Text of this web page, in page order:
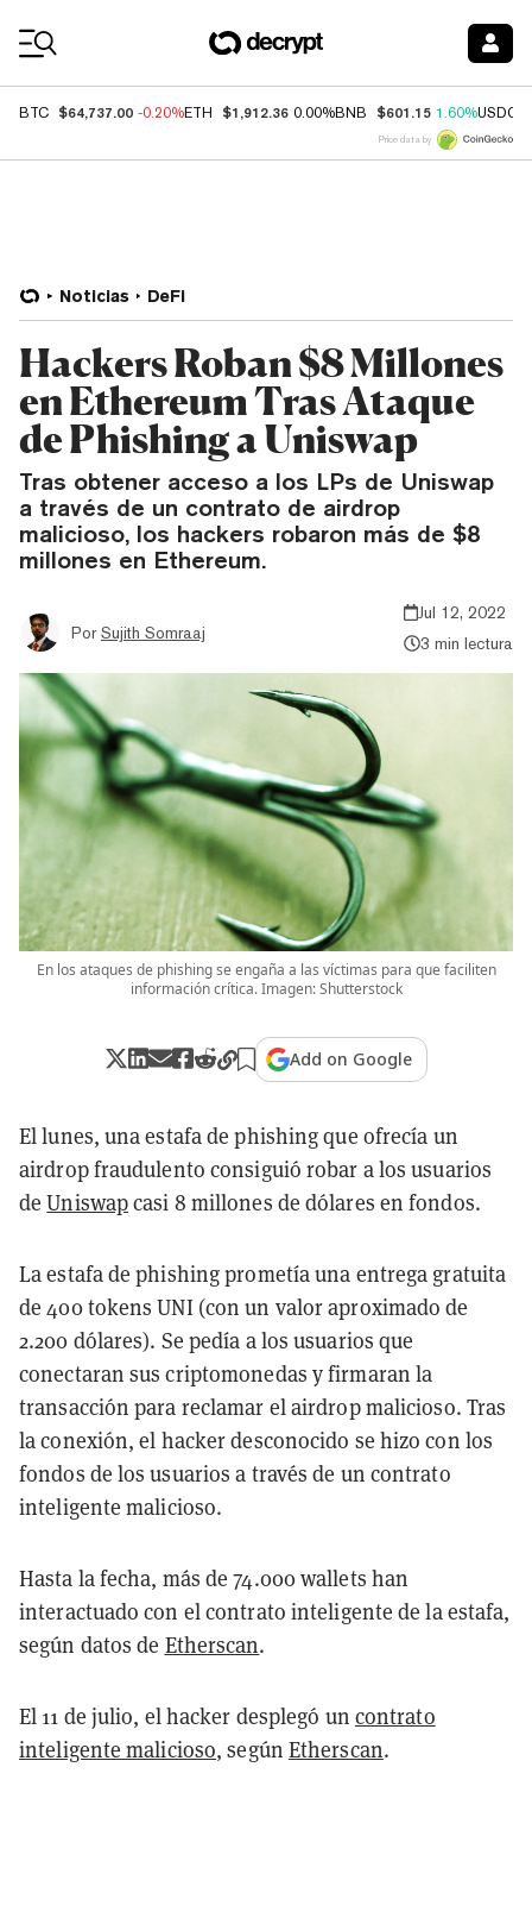
BTC $64,737.00 -0.20%ETH $1,912.36 0.00%BNB $601.15 1.60%USDC
Price data by
Noticias DeFi
Hackers Roban $8 Millones
en Ethereum Tras Ataque
de Phishing a Uniswap
Tras obtener acceso a los LPs de Uniswap
a través de un contrato de airdrop
malicioso, los hackers robaron más de $8
millones en Ethereum.
Por Sujith Somraaj
Jul 12, 2022
3 min lectura
En los ataques de phishing se engaña a las víctimas para que faciliten
información crítica. Imagen: Shutterstock
Add on Google
El lunes, una estafa de phishing que ofrecía un
airdrop fraudulento consiguió robar a los usuarios
deUniswapcasi 8 millones de dólares en fondos.
La estafa de phishing prometía una entrega gratuita
de 400 tokens UNI (con un valor aproximado de
2.200 dólares). Se pedía a los usuarios que
conectaran sus criptomonedas y firmaran la
transacción para reclamar el airdrop malicioso. Tras
la conexión, el hacker desconocido se hizo con los
fondos de los usuarios a través de un contrato
inteligente malicioso.
Hasta la fecha, más de 74.000 wallets han
interactuado con el contrato inteligente de la estafa,
según datos de Etherscan.
El 11 de julio, el hacker desplegó un contrato
inteligente malicioso, según Etherscan.